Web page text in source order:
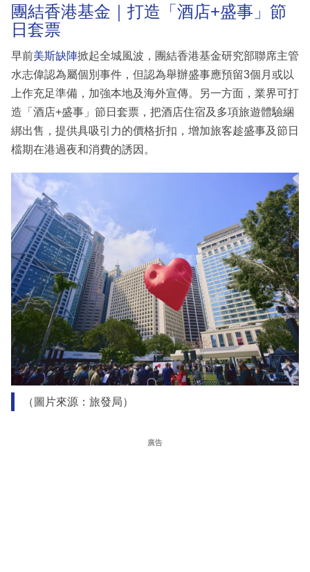
團結香港基金｜打造「酒店+盛事」節
日套票
早前美斯缺陣掀起全城風波，團結香港基金研究部聯席主管
水志偉認為屬個別事件，但認為舉辦盛事應預留3個月或以
上作充足準備，加強本地及海外宣傳。另一方面，業界可打
造「酒店+盛事」節日套票，把酒店住宿及多項旅遊體驗綑
綁出售，提供具吸引力的價格折扣，增加旅客趁盛事及節日
檔期在港過夜和消費的誘因。
（圖片來源：旅發局）
廣告